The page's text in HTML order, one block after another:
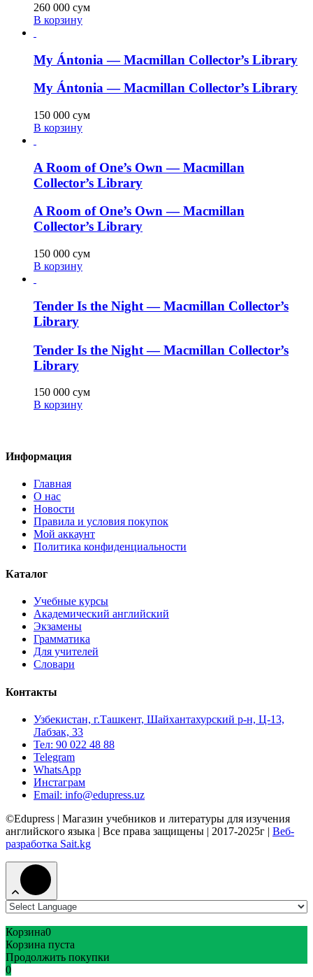
260 000 сум
В корзину
My Ántonia — Macmillan Collector’s Library
My Ántonia — Macmillan Collector’s Library
150 000 сум
В корзину
A Room of One’s Own — Macmillan
Collector’s Library
A Room of One’s Own — Macmillan
Collector’s Library
150 000 сум
В корзину
Tender Is the Night — Macmillan Collector’s
Library
Tender Is the Night — Macmillan Collector’s
Library
150 000 сум
В корзину
Информация
Главная
О нас
Новости
Правила и условия покупок
Мой аккаунт
Политика конфиденциальности
Каталог
Учебные курсы
Академический английский
Экзамены
Грамматика
Для учителей
Словари
Контакты
Узбекистан, г.Ташкент, Шайхантахурский р-н, Ц-13,
Лабзак, 33
Тел: 90 022 48 88
Telegram
WhatsApp
Инстаграм
Email: info@edupress.uz
©Edupress | Магазин учебников и литературы для изучения
английского языка | Все права защищены | 2017-2025г | Веб-
разработка Sait.kg
Корзина0
Корзина пуста
Продолжить покупки
0